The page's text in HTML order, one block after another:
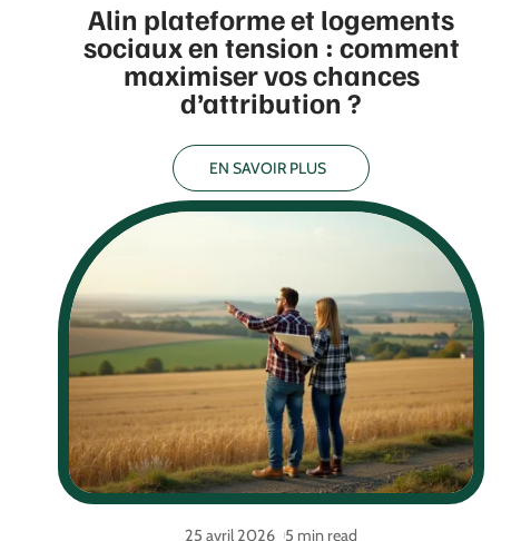
Alin plateforme et logements
sociaux en tension : comment
maximiser vos chances
d’attribution ?
EN SAVOIR PLUS
25 avril 2026 5 min read